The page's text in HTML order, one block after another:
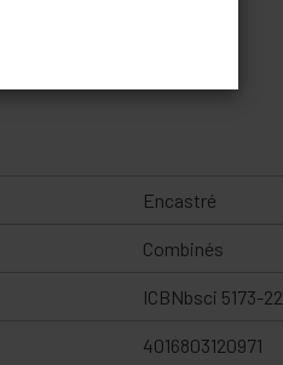
Encastré
Combinés
ICBNbsci 5173-22
4016803120971